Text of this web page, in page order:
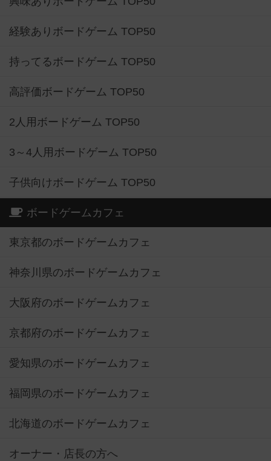
経験ありボードゲーム TOP50
持ってるボードゲーム TOP50
高評価ボードゲーム TOP50
2人用ボードゲーム TOP50
3～4人用ボードゲーム TOP50
子供向けボードゲーム TOP50
ボードゲームカフェ
東京都のボードゲームカフェ
神奈川県のボードゲームカフェ
大阪府のボードゲームカフェ
京都府のボードゲームカフェ
愛知県のボードゲームカフェ
福岡県のボードゲームカフェ
北海道のボードゲームカフェ
オーナー・店長の方へ